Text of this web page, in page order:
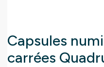
Capsules
carrées